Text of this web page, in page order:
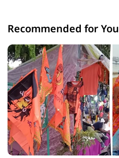
Recommended for You